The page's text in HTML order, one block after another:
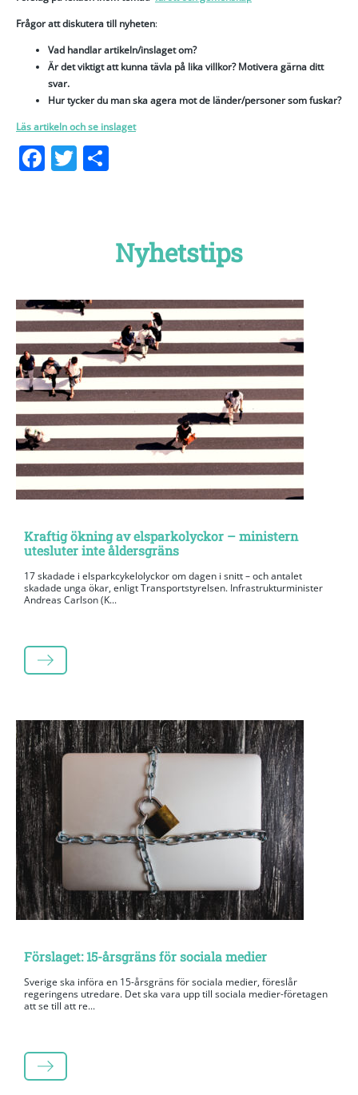
Frågor att diskutera till nyheten:
Vad handlar artikeln/inslaget om?
Är det viktigt att kunna tävla på lika villkor? Motivera gärna ditt
svar.
Hur tycker du man ska agera mot de länder/personer som fuskar?
Läs artikeln och se inslaget
Facebook
Twitter
Nyhetstips
Kraftig ökning av elsparkolyckor – ministern
utesluter inte åldersgräns
17 skadade i elsparkcykelolyckor om dagen i snitt – och antalet
skadade unga ökar, enligt Transportstyrelsen. Infrastrukturminister
Andreas Carlson (K...
LÄS MER
Förslaget: 15-årsgräns för sociala medier
Sverige ska införa en 15-årsgräns för sociala medier, föreslår
regeringens utredare. Det ska vara upp till sociala medier-företagen
att se till att re...
LÄS MER